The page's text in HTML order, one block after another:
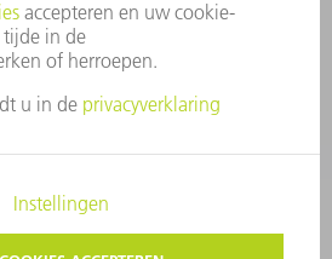
GEGEVENSBESCHERMING
ALGEMENE VOORWAARDEN